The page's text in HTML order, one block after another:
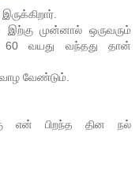
இற்கு முன்னால் ஒருவரும்
60 வயது வந்தது தான்
வேண்டும்.
என் பிறந்த தின ந‌ல்